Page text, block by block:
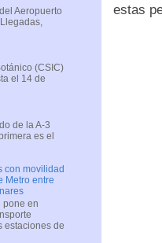
estas
Aeropuerto
(CSIC)
el 14 de
de la A-3
es el
con movilidad
Metro entre
pone en
estaciones de